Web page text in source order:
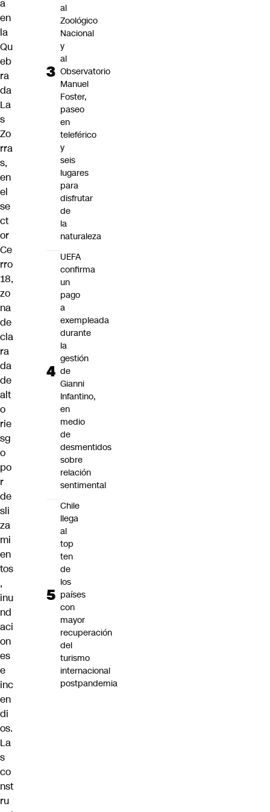
a
en
la
Qu
eb
ra
da
La
s
Zo
rra
s,
en
el
se
ct
or
Ce
rro
18,
zo
na
de
cla
ra
da
de
alt
o
rie
sg
o
po
r
de
sli
za
mi
en
tos
,
inu
nd
aci
on
es
e
inc
en
di
os.
La
s
co
nst
ru
al
Zoológico
Nacional
y
al
Observatorio
Manuel
Foster,
paseo
en
teleférico
y
seis
lugares
para
disfrutar
de
la
naturaleza
UEFA
confirma
un
pago
a
exempleada
durante
la
gestión
de
Gianni
Infantino,
en
medio
de
desmentidos
sobre
relación
sentimental
Chile
llega
al
top
ten
de
los
países
con
mayor
recuperación
del
turismo
internacional
postpandemia